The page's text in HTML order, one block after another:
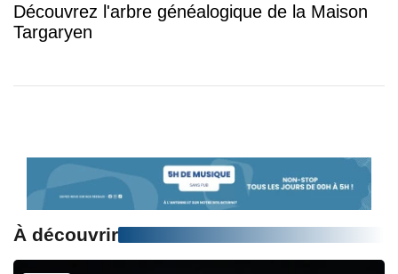
Découvrez l'arbre généalogique de la Maison
Targaryen
À découvrir